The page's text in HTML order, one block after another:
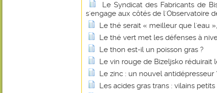
Le Syndicat des Fabricants de
s'engage aux côtés de l'Observatoire
Le thé serait « meilleur que l'eau
Le thé vert met les défenses à
Le thon est-il un poisson gras ?
Le vin rouge de Bizeljsko réduirait
Le zinc : un nouvel antidépresseur
Les acides gras trans : vilains